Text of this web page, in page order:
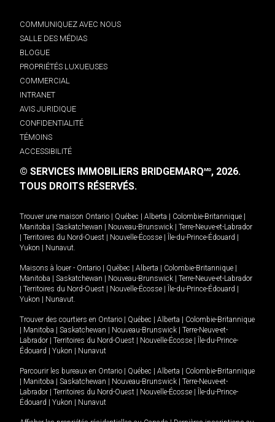
COMMUNIQUEZ AVEC NOUS
SALLE DES MÉDIAS
BLOGUE
PROPRIÉTÉS LUXUEUSES
COMMERCIAL
INTRANET
AVIS JURIDIQUE
CONFIDENTIALITÉ
TÉMOINS
ACCESSIBILITÉ
© SERVICES IMMOBILIERS BRIDGEMARQMD, 2026.
TOUS DROITS RÉSERVÉS.
Trouver une maison Ontario Québec Alberta Colombie-Britannique
Manitoba
Saskatchewan Nouveau-Brunswick
Terre-Neuve-et-Labrador
Territoires du Nord-Ouest Nouvelle-Écosse Île-du-Prince-Édouard
Yukon
Nunavut.
Maisons à louer - Ontario Québec Alberta Colombie-Britannique
Manitoba
Saskatchewan Nouveau-Brunswick
Terre-Neuve-et-Labrador
Territoires du Nord-Ouest Nouvelle-Écosse Île-du-Prince-Édouard
Yukon
Nunavut.
Trouver des courtiers en Ontario Québec Alberta
Colombie-Britannique
Manitoba Saskatchewan Nouveau-Brunswick
Terre-Neuve-et-
Labrador
Territoires du Nord-Ouest Nouvelle-Écosse
Île-du-Prince-
Édouard
Yukon Nunavut
Parcourir les bureaux en Ontario Québec Alberta
Colombie-Britannique
Manitoba Saskatchewan Nouveau-Brunswick
Terre-Neuve-et-
Labrador
Territoires du Nord-Ouest Nouvelle-Écosse
Île-du-Prince-
Édouard
Yukon Nunavut